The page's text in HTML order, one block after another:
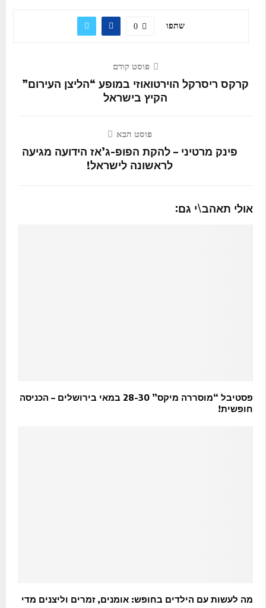
שתפו 0
פוסט קודם
קרקס ריסרקל הוירטואוזי במופע “הליצן העירום”
הקיץ בישראל
פוסט הבא
פינק מרטיני – להקת הפופ-ג’אז הידועה מגיעה
לראשונה לישראל!
אולי תאהב\י גם:
פסטיבל “מוסררה מיקס” 28-30 במאי בירושלים – הכניסה
חופשית!
מה לעשות עם הילדים בחופש: אומנים, זמרים וליצנים מדי